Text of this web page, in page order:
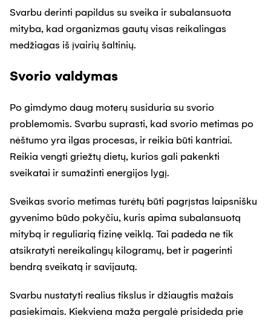
Svarbu derinti papildus su sveika ir subalansuota
mityba, kad organizmas gautų visas reikalingas
medžiagas iš įvairių šaltinių.
Svorio valdymas
Po gimdymo daug moterų susiduria su svorio
problemomis. Svarbu suprasti, kad svorio metimas po
nėštumo yra ilgas procesas, ir reikia būti kantriai.
Reikia vengti griežtų dietų, kurios gali pakenkti
sveikatai ir sumažinti energijos lygį.
Sveikas svorio metimas turėtų būti pagrįstas laipsnišku
gyvenimo būdo pokyčiu, kuris apima subalansuotą
mitybą ir reguliarią fizinę veiklą. Tai padeda ne tik
atsikratyti nereikalingų kilogramų, bet ir pagerinti
bendrą sveikatą ir savijautą.
Svarbu nustatyti realius tikslus ir džiaugtis mažais
pasiekimais. Kiekviena maža pergalė prisideda prie